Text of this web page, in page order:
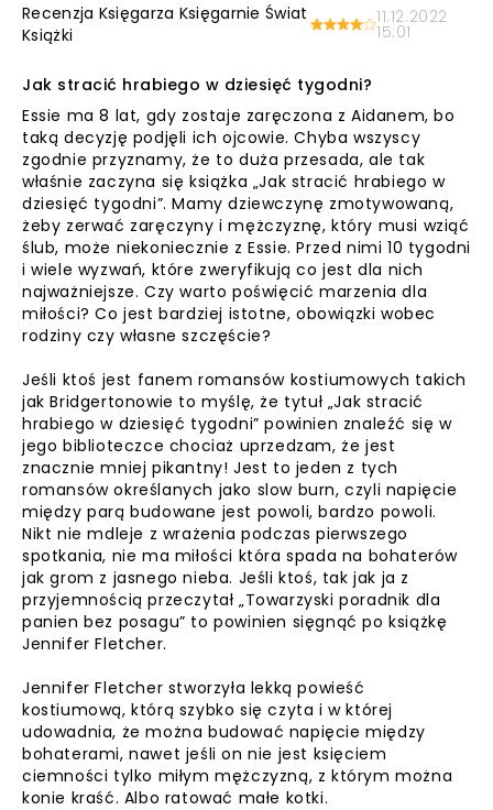
Recenzja Księgarza Księgarnie Świat
Książki
11.12.2022
15:01
Jak stracić hrabiego w dziesięć tygodni?
Essie ma 8 lat, gdy zostaje zaręczona z Aidanem, bo
taką decyzję podjęli ich ojcowie. Chyba wszyscy
zgodnie przyznamy, że to duża przesada, ale tak
właśnie zaczyna się książka „Jak stracić hrabiego w
dziesięć tygodni”. Mamy dziewczynę zmotywowaną,
żeby zerwać zaręczyny i mężczyznę, który musi wziąć
ślub, może niekoniecznie z Essie. Przed nimi 10 tygodni
i wiele wyzwań, które zweryfikują co jest dla nich
najważniejsze. Czy warto poświęcić marzenia dla
miłości? Co jest bardziej istotne, obowiązki wobec
rodziny czy własne szczęście?
Jeśli ktoś jest fanem romansów kostiumowych takich
jak Bridgertonowie to myślę, że tytuł „Jak stracić
hrabiego w dziesięć tygodni” powinien znaleźć się w
jego biblioteczce chociaż uprzedzam, że jest
znacznie mniej pikantny! Jest to jeden z tych
romansów określanych jako slow burn, czyli napięcie
między parą budowane jest powoli, bardzo powoli.
Nikt nie mdleje z wrażenia podczas pierwszego
spotkania, nie ma miłości która spada na bohaterów
jak grom z jasnego nieba. Jeśli ktoś, tak jak ja z
przyjemnością przeczytał „Towarzyski poradnik dla
panien bez posagu” to powinien sięgnąć po książkę
Jennifer Fletcher.
Jennifer Fletcher stworzyła lekką powieść
kostiumową, którą szybko się czyta i w której
udowadnia, że można budować napięcie między
bohaterami, nawet jeśli on nie jest księciem
ciemności tylko miłym mężczyzną, z którym można
konie kraść. Albo ratować małe kotki.